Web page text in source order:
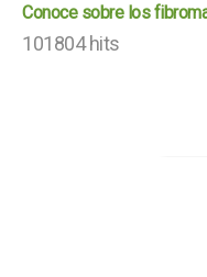
Conoce sobre los
101804 hits